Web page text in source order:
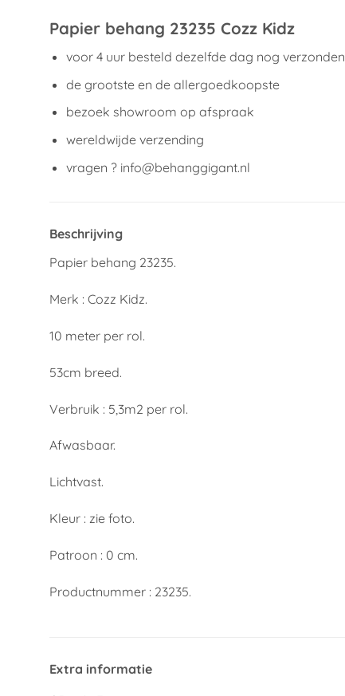
Papier behang 23235 Cozz Kidz
voor 4 uur besteld dezelfde dag nog verzonden
de grootste en de allergoedkoopste
bezoek showroom op afspraak
wereldwijde verzending
vragen ? info@behanggigant.nl
Beschrijving
Papier behang 23235.
Merk : Cozz Kidz.
10 meter per rol.
53cm breed.
Verbruik : 5,3m2 per rol.
Afwasbaar.
Lichtvast.
Kleur : zie foto.
Patroon : 0 cm.
Productnummer : 23235.
Extra informatie